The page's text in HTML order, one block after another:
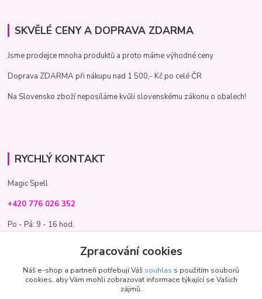
SKVĚLÉ CENY A DOPRAVA ZDARMA
Jsme prodejce mnoha produktů a proto máme výhodné ceny
Doprava ZDARMA při nákupu nad 1 500,- Kč po celé ČR
Na Slovensko zboží neposíláme kvůli slovenskému zákonu o obalech!
RYCHLÝ KONTAKT
Magic Spell
+420 776 026 352
Po - Pá: 9 - 16 hod.
info@magic-spell.czZpracování cookies
Náš e-shop a partneři potřebují Váš souhlas s použitím souborů
cookies, aby Vám mohli zobrazovat informace týkající se Vašich
zájmů.